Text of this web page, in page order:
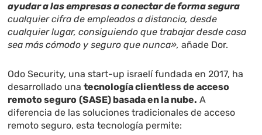
ayudar a las empresas a conectar de forma segura
cualquier cifra de empleados a distancia, desde
cualquier lugar, consiguiendo que trabajar desde casa
sea más cómodo y seguro que nunca»,añade Dor.
Odo Security, una start-up israelí fundada en 2017, ha
desarrollado unatecnología clientless de acceso
remoto seguro (SASE) basada en la nube. A
diferencia de las soluciones tradicionales de acceso
remoto seguro, esta tecnología permite: